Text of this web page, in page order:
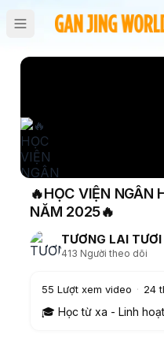
🔥HỌC VIỆN
NĂM 2025🔥
TƯƠNG LAI
413 Người theo dõi
55 Lượt xem video · 24
🎓 Học từ xa - Linh